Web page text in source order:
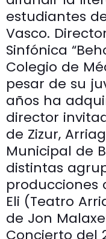
estudiantes
Vasco.
Sinfónica
Colegio de
pesar de su
años ha
director
de Zizur,
Municipal de
distintas
producciones
Eli (Teatro
de Jon
Concierto del